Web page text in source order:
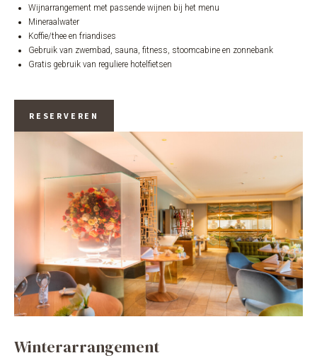
Wijnarrangement met passende wijnen bij het menu
Mineraalwater
Koffie/thee en friandises
Gebruik van zwembad, sauna, fitness, stoomcabine en zonnebank
Gratis gebruik van reguliere hotelfietsen
RESERVEREN
Winterarrangement